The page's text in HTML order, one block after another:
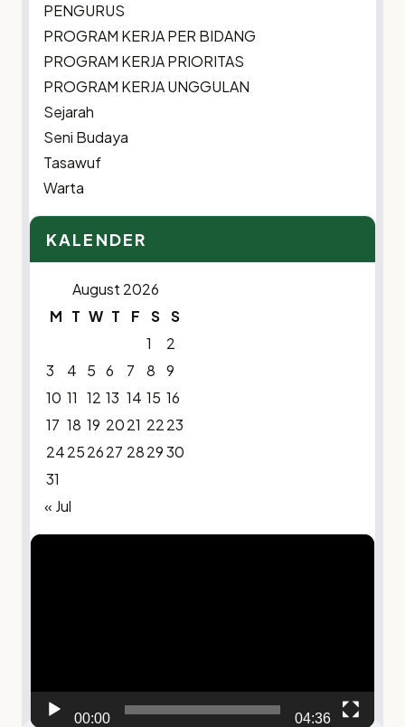
PENGURUS
PROGRAM KERJA PER BIDANG
PROGRAM KERJA PRIORITAS
PROGRAM KERJA UNGGULAN
Sejarah
Seni Budaya
Tasawuf
Warta
KALENDER
August 2026
M T W T F S S
1
2
3
4 5 6 7 8
9
10 11 12 13 14 15 16
17 18 19 2021 2223
24252627 282930
31
« Jul
Video
00:00 04:36